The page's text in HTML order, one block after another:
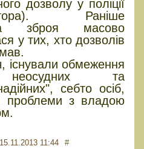
дозволу у поліції
Раніше
зброя масово
у тих, хто дозволів
існували обмеження
та
себто осіб,
з владою
15.11.2013 11:44 #